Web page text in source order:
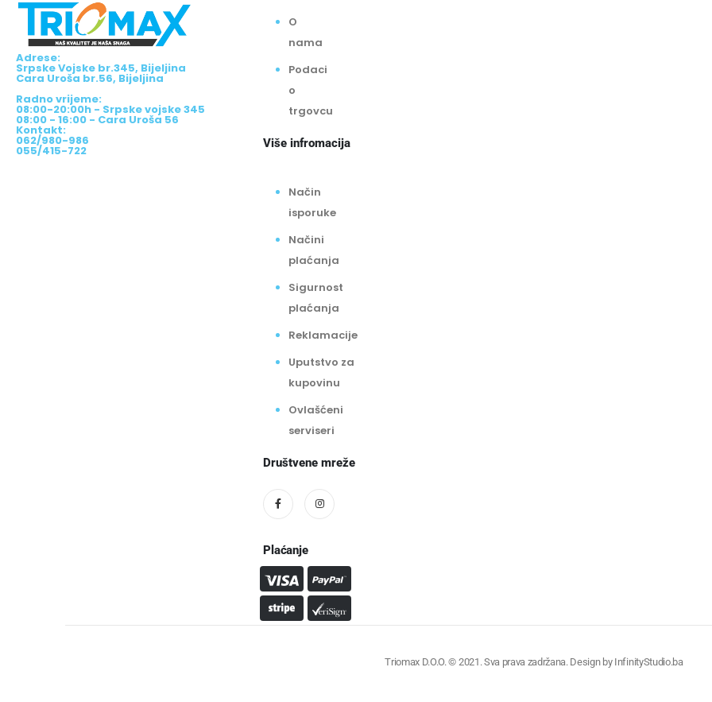
Adrese:
Srpske Vojske br.345, Bijeljina
Cara Uroša br.56, Bijeljina
Radno vrijeme:
08:00-20:00h - Srpske vojske 345
08:00 - 16:00 - Cara Uroša 56
Kontakt:
062/980-986
055/415-722
O
nama
Podaci
o
trgovcu
Više infromacija
Način
isporuke
Načini
plaćanja
Sigurnost
plaćanja
Reklamacije
Uputstvo za
kupovinu
Ovlašćeni
serviseri
Društvene mreže
Plaćanje
Triomax D.O.O. © 2021. Sva prava zadržana. Design by InfinityStudio.ba